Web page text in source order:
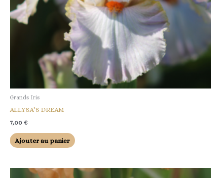
Grands Iris
ALLYSA’S DREAM
7,00 €
Ajouter au panier